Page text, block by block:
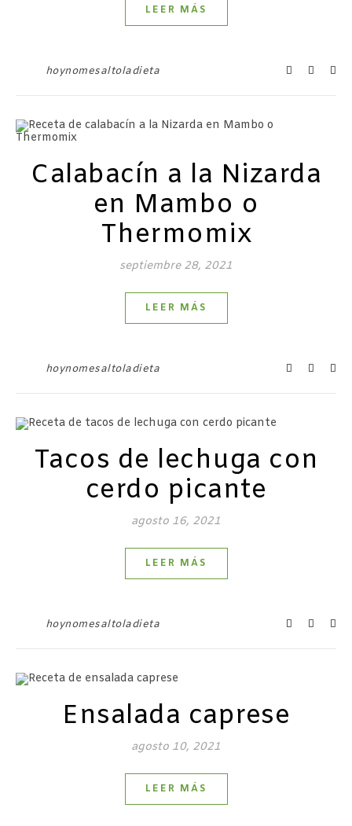
LEER MÁS
hoynomesaltoladieta
Calabacín a la Nizarda
en Mambo o
Thermomix
septiembre 28, 2021
LEER MÁS
hoynomesaltoladieta
Tacos de lechuga con
cerdo picante
agosto 16, 2021
LEER MÁS
hoynomesaltoladieta
Ensalada caprese
agosto 10, 2021
LEER MÁS